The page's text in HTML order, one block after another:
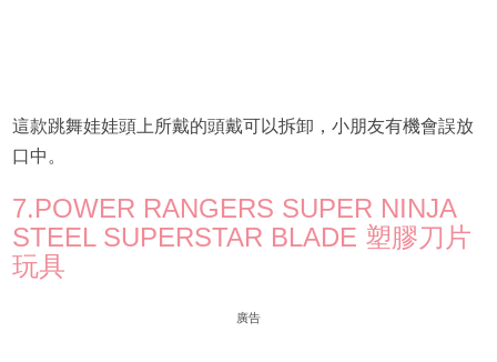
這款跳舞娃娃頭上所戴的頭戴可以拆卸，小朋友有機會誤放
口中。
7.POWER RANGERS SUPER NINJA
STEEL SUPERSTAR BLADE 塑膠刀片
玩具
廣告